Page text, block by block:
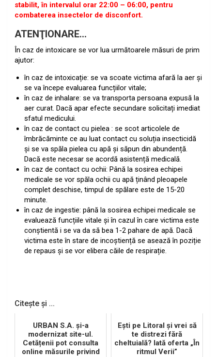
stabilit, în intervalul orar 22:00 – 06:00, pentru
combaterea insectelor de disconfort.
ATENŢIONARE…
În caz de intoxicare se vor lua următoarele măsuri de prim
ajutor:
în caz de intoxicație: se va scoate victima afară la aer și
se va începe evaluarea funcțiilor vitale;
în caz de inhalare: se va transporta persoana expusă la
aer curat. Dacă apar efecte secundare solicitați imediat
sfatul medicului.
în caz de contact cu pielea : se scot articolele de
îmbrăcăminte ce au luat contact cu soluția insecticidă
și se va spăla pielea cu apă și săpun din abundență.
Dacă este necesar se acordă asistență medicală.
în caz de contact cu ochii: Până la sosirea echipei
medicale se vor spăla ochii cu apă ținând pleoapele
complet deschise, timpul de spălare este de 15-20
minute.
în caz de ingestie: până la sosirea echipei medicale se
evaluează funcțiile vitale și în cazul în care victima este
conștientă i se va da să bea 1-2 pahare de apă. Dacă
victima este în stare de incoștiență se asează în poziție
de repaus și se vor elibera căile de respirație.
Citește și ...
URBAN S.A. și-a
modernizat site-ul.
Cetățenii pot consulta
online măsurile privind
Eşti pe Litoral şi vrei să
te distrezi fără
cheltuială? Iată oferta „În
ritmul Verii”